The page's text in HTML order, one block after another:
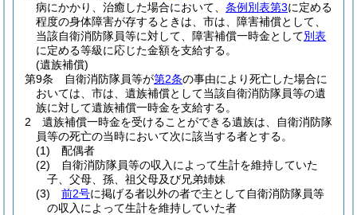
病にかかり、治癒した場合において、 条例別表第3に定める
程度の身体障害が存するときは、市は、障害補償として、
当該自衛消防隊員等に対して、障害補償一時金として別表
に定める等級に応じた金額を支給する。
(遺族補償)
第9条
自衛消防隊員等が第2条の事由により死亡した場合に
おいては、市は、遺族補償として当該自衛消防隊員等の遺
族に対して遺族補償一時金を支給する。
2
遺族補償一時金を受けることができる遺族は、自衛消防隊
員等の死亡の当時において次に該当する者とする。
(1)
配偶者
(2)
自衛消防隊員等の収入によって生計を維持していた
子、父母、孫、祖父母及び兄弟姉妹
(3)
前2号に掲げる者以外の者で主として自衛消防隊員等
の収入によって生計を維持していた者